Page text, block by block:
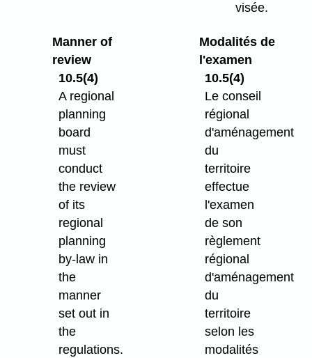
visée.
Manner of
review
10.5(4)
A regional
planning
board
must
conduct
the review
of its
regional
planning
by-law in
the
manner
set out in
the
regulations.
Modalités de
l'examen
10.5(4)
Le conseil
régional
d'aménagement
du
territoire
effectue
l'examen
de son
règlement
régional
d'aménagement
du
territoire
selon les
modalités